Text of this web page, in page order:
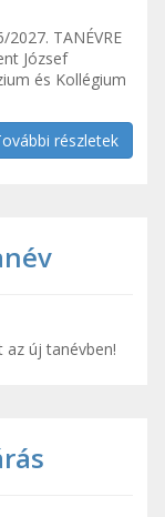
2027. TANÉVRE
József
és Kollégium
részletek
az új tanévben!